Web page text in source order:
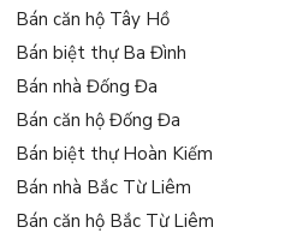
Bán căn hộ Tây Hồ
Bán biệt thự Ba Đình
Bán nhà Đống Đa
Bán căn hộ Đống Đa
Bán biệt thự Hoàn Kiếm
Bán nhà Bắc Từ Liêm
Bán căn hộ Bắc Từ Liêm